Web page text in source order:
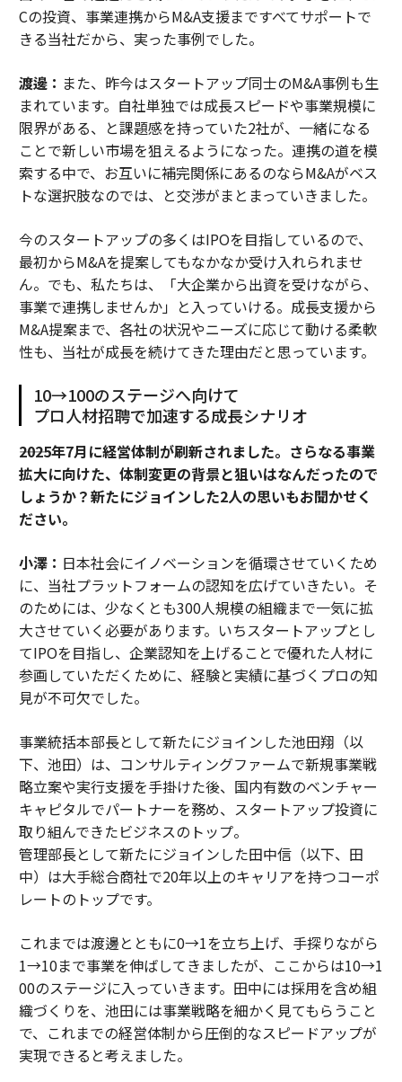
Cの投資、事業連携からM&A支援まですべてサポートで
きる当社だから、実った事例でした。
渡邊： また、昨今はスタートアップ同士のM&A事例も生
まれています。自社単独では成長スピードや事業規模に
限界がある、と課題感を持っていた2社が、一緒になる
ことで新しい市場を狙えるようになった。連携の道を模
索する中で、お互いに補完関係にあるのならM&Aがベス
トな選択肢なのでは、と交渉がまとまっていきました。
今のスタートアップの多くはIPOを目指しているので、
最初からM&Aを提案してもなかなか受け入れられませ
ん。でも、私たちは、「大企業から出資を受けながら、
事業で連携しませんか」と入っていける。成長支援から
M&A提案まで、各社の状況やニーズに応じて動ける柔軟
性も、当社が成長を続けてきた理由だと思っています。
10→100のステージへ向けて
プロ人材招聘で加速する成長シナリオ
――2025年7月に経営体制が刷新されました。さらなる事業
拡大に向けた、体制変更の背景と狙いはなんだったので
しょうか？新たにジョインした2人の思いもお聞かせく
ださい。
小澤： 日本社会にイノベーションを循環させていくため
に、当社プラットフォームの認知を広げていきたい。そ
のためには、少なくとも300人規模の組織まで一気に拡
大させていく必要があります。いちスタートアップとし
てIPOを目指し、企業認知を上げることで優れた人材に
参画していただくために、経験と実績に基づくプロの知
見が不可欠でした。
事業統括本部長として新たにジョインした池田翔（以
下、池田）は、コンサルティングファームで新規事業戦
略立案や実行支援を手掛けた後、国内有数のベンチャー
キャピタルでパートナーを務め、スタートアップ投資に
取り組んできたビジネスのトップ。
管理部長として新たにジョインした田中信（以下、田
中）は大手総合商社で20年以上のキャリアを持つコーポ
レートのトップです。
これまでは渡邊とともに0→1を立ち上げ、手探りながら
1→10まで事業を伸ばしてきましたが、ここからは10→1
00のステージに入っていきます。田中には採用を含め組
織づくりを、池田には事業戦略を細かく見てもらうこと
で、これまでの経営体制から圧倒的なスピードアップが
実現できると考えました。